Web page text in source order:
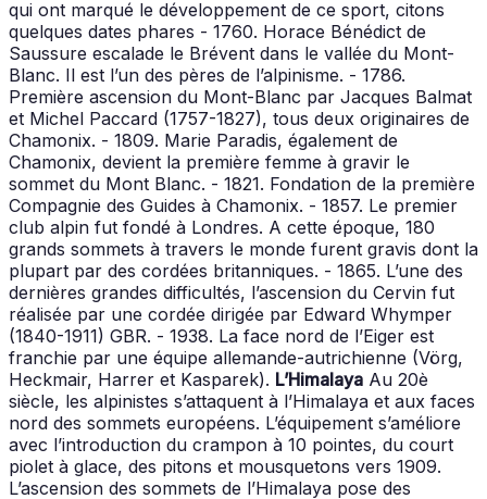
qui ont marqué le développement de ce sport, citons
quelques dates phares - 1760. Horace Bénédict de
Saussure escalade le Brévent dans le vallée du Mont-
Blanc. Il est l’un des pères de l’alpinisme. - 1786.
Première ascension du Mont-Blanc par Jacques Balmat
et Michel Paccard (1757-1827), tous deux originaires de
Chamonix. - 1809. Marie Paradis, également de
Chamonix, devient la première femme à gravir le
sommet du Mont Blanc. - 1821. Fondation de la première
Compagnie des Guides à Chamonix. - 1857. Le premier
club alpin fut fondé à Londres. A cette époque, 180
grands sommets à travers le monde furent gravis dont la
plupart par des cordées britanniques. - 1865. L’une des
dernières grandes difficultés, l’ascension du Cervin fut
réalisée par une cordée dirigée par Edward Whymper
(1840-1911) GBR. - 1938. La face nord de l’Eiger est
franchie par une équipe allemande-autrichienne (Vörg,
Heckmair, Harrer et Kasparek). L’Himalaya Au 20è
siècle, les alpinistes s’attaquent à l’Himalaya et aux faces
nord des sommets européens. L’équipement s’améliore
avec l’introduction du crampon à 10 pointes, du court
piolet à glace, des pitons et mousquetons vers 1909.
L’ascension des sommets de l’Himalaya pose des